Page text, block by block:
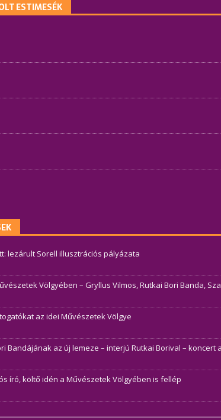
ESTIMESÉK
lezárult Sorell illusztrációs pályázata
Völgyében – Gryllus Vilmos, Rutkai Bori Banda,
az idei Művészetek Völgye
Bandájának az új lemeze – interjú Rutkai Borival – koncert
író, költő idén a Művészetek Völgyében is fellép